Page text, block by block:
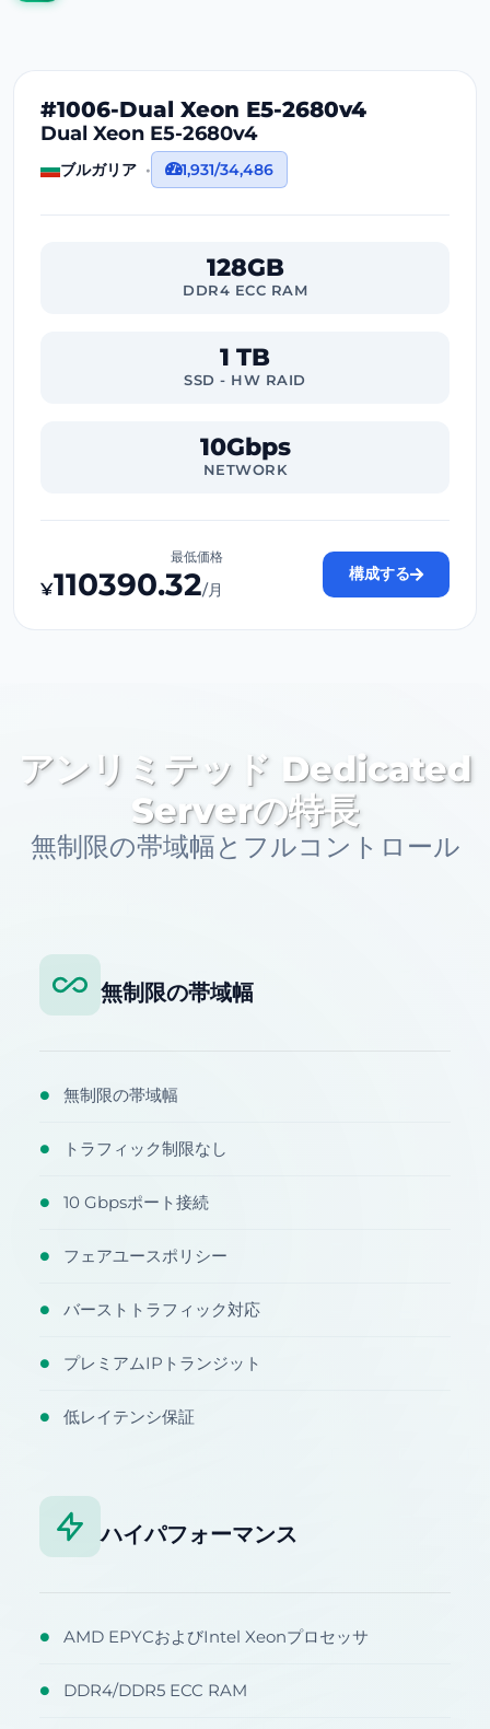
#1006-Dual Xeon E5-2680v4
Dual Xeon E5-2680v4
ブルガリア 1,931/34,486
128GB
DDR4 ECC RAM
1 TB
SSD - HW RAID
10Gbps
NETWORK
最低価格
¥110390.32/月
構成する
アンリミテッド Dedicated
Serverの特長
無制限の帯域幅とフルコントロール
無制限の帯域幅
● 無制限の帯域幅
● トラフィック制限なし
● 10 Gbpsポート接続
● フェアユースポリシー
● バーストトラフィック対応
● プレミアムIPトランジット
● 低レイテンシ保証
ハイパフォーマンス
● AMD EPYCおよびIntel Xeonプロセッサ
● DDR4/DDR5 ECC RAM